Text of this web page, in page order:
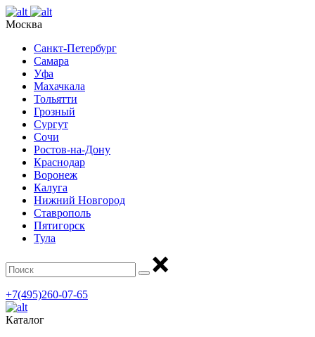
Москва
Санкт-Петербург
Самара
Уфа
Махачкала
Тольятти
Грозный
Сургут
Сочи
Ростов-на-Дону
Краснодар
Воронеж
Калуга
Нижний Новгород
Ставрополь
Пятигорск
Тула
+7(495)260-07-65
Каталог